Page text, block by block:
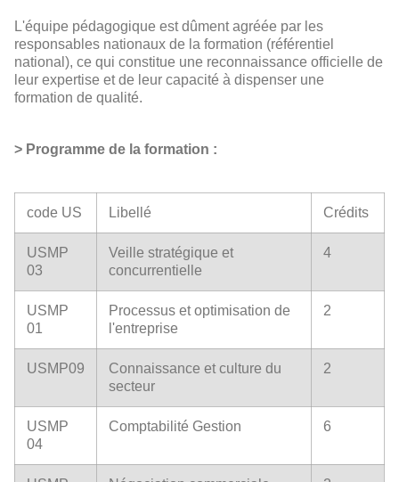
L'équipe pédagogique est dûment agréée par les
responsables nationaux de la formation (référentiel
national), ce qui constitue une reconnaissance officielle de
leur expertise et de leur capacité à dispenser une
formation de qualité.
> Programme de la formation :
code US Libellé Crédits
USMP
03
Veille stratégique et
concurrentielle
4
USMP
01
Processus et optimisation de
l'entreprise
2
USMP09
Connaissance et culture du
secteur
2
USMP
04
Comptabilité Gestion 6